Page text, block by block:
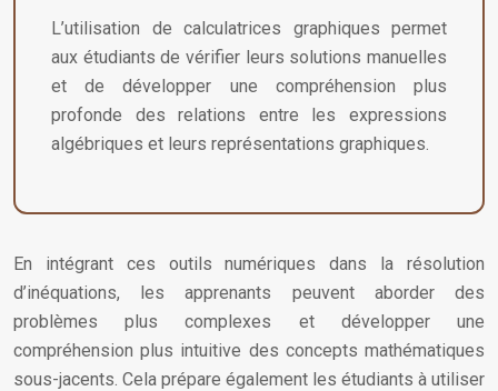
L’utilisation de calculatrices graphiques permet
aux étudiants de vérifier leurs solutions manuelles
et de développer une compréhension plus
profonde des relations entre les expressions
algébriques et leurs représentations graphiques.
En intégrant ces outils numériques dans la résolution
d’inéquations, les apprenants peuvent aborder des
problèmes plus complexes et développer une
compréhension plus intuitive des concepts mathématiques
sous-jacents. Cela prépare également les étudiants à utiliser